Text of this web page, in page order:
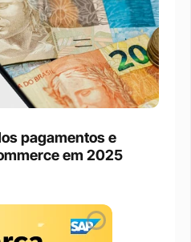
pagamentos e
em 2025